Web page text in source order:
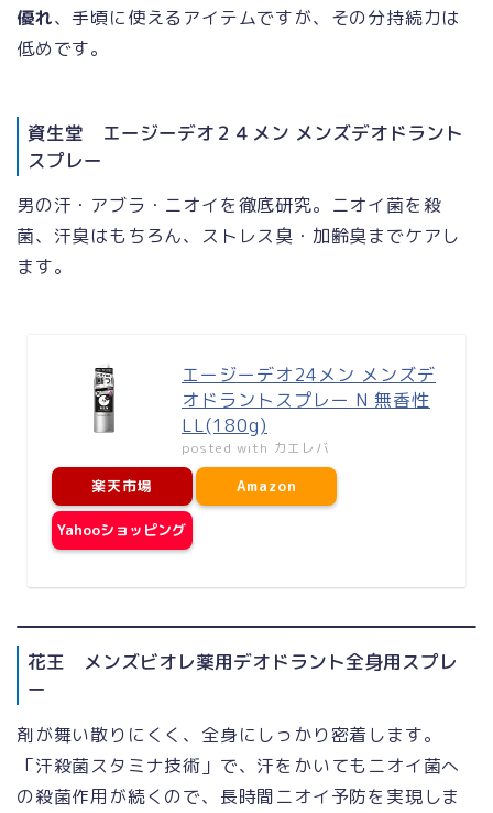
優れ、手頃に使えるアイテムですが、その分持続力は
低めです。
資生堂 エージーデオ２４メン メンズデオドラント
スプレー
男の汗・アブラ・ニオイを徹底研究。ニオイ菌を殺
菌、汗臭はもちろん、ストレス臭・加齢臭までケアし
ます。
エージーデオ24メン メンズデ
オドラントスプレー N 無香性
LL(180g)
posted with カエレバ
楽天市場 Amazon
Yahooショッピング
花王 メンズビオレ薬用デオドラント全身用スプレ
ー
剤が舞い散りにくく、全身にしっかり密着します。
「汗殺菌スタミナ技術」で、汗をかいてもニオイ菌へ
の殺菌作用が続くので、長時間ニオイ予防を実現しま